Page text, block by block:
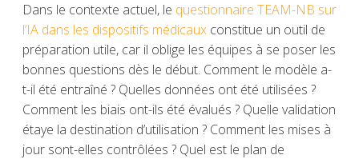
Dans le contexte actuel, le questionnaire TEAM-NB sur
l’IA dans les dispositifs médicaux constitue un outil de
préparation utile, car il oblige les équipes à se poser les
bonnes questions dès le début. Comment le modèle a-
t-il été entraîné ? Quelles données ont été utilisées ?
Comment les biais ont-ils été évalués ? Quelle validation
étaye la destination d’utilisation ? Comment les mises à
jour sont-elles contrôlées ? Quel est le plan de